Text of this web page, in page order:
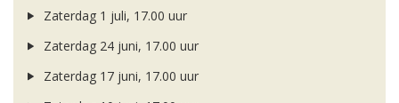
Zaterdag 1 juli, 17.00 uur
Zaterdag 24 juni, 17.00 uur
Zaterdag 17 juni, 17.00 uur